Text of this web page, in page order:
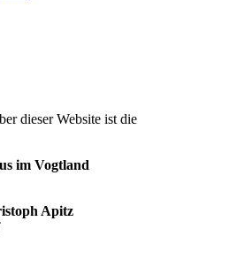
dieser Website ist die
im Vogtland
Apitz